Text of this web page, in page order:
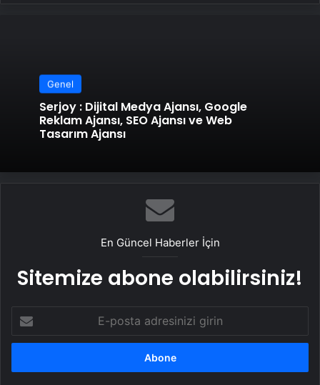
Genel
Serjoy : Dijital Medya Ajansı, Google
Reklam Ajansı, SEO Ajansı ve Web
Tasarım Ajansı
En Güncel Haberler İçin
Sitemize abone olabilirsiniz!
posta
adresinizi